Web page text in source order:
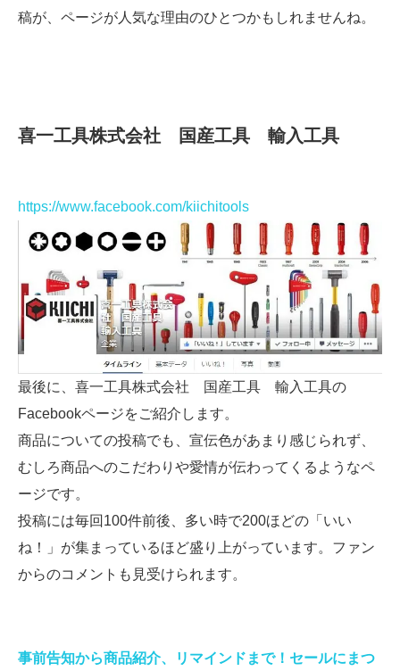
稿が、ページが人気な理由のひとつかもしれませんね。
喜一工具株式会社 国産工具 輸入工具
https://www.facebook.com/kiichitools
最後に、喜一工具株式会社 国産工具 輸入工具の
Facebookページをご紹介します。
商品についての投稿でも、宣伝色があまり感じられず、
むしろ商品へのこだわりや愛情が伝わってくるようなペ
ージです。
投稿には毎回100件前後、多い時で200ほどの「いい
ね！」が集まっているほど盛り上がっています。ファン
からのコメントも見受けられます。
事前告知から商品紹介、リマインドまで！セールにまつ